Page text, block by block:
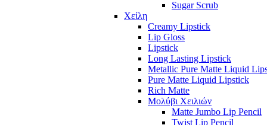
Sugar Scrub
Χείλη
Creamy Lipstick
Lip Gloss
Lipstick
Long Lasting Lipstick
Metallic Pure Matte Liquid
Pure Matte Liquid Lipstick
Rich Matte
Μολύβι Χειλιών
Matte Jumbo Lip Pencil
Twist Lip Pencil